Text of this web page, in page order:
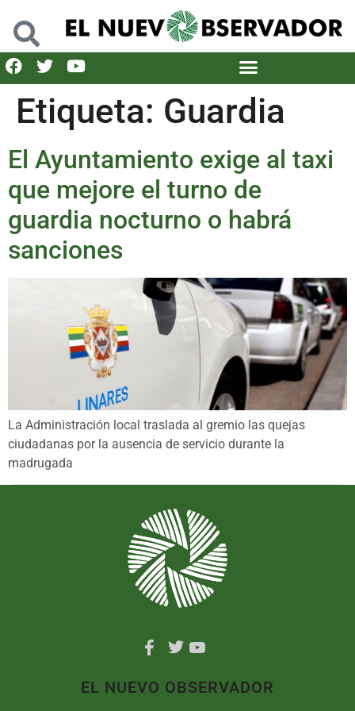
Etiqueta: Guardia
El Ayuntamiento exige al taxi
que mejore el turno de
guardia nocturno o habrá
sanciones
La Administración local traslada al gremio las quejas
ciudadanas por la ausencia de servicio durante la
madrugada
EL NUEVO OBSERVADOR